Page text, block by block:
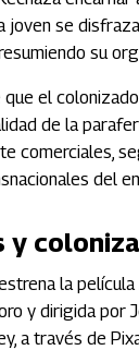
joven se
su
el
de la
comerciales,
del
y
la película
y dirigida por
a través de